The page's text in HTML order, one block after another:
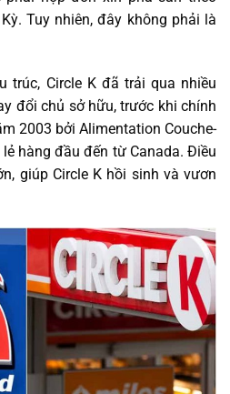
Tuy nhiên, đây không phải là
trúc, Circle K đã trải qua nhiều
đổi chủ sở hữu, trước khi chính
2003 bởi Alimentation Couche-
hàng đầu đến từ Canada. Điều
giúp Circle K hồi sinh và vươn